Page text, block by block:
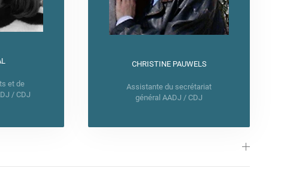
et de
/ CDJ
CHRISTINE PAUWELS
Assistante du secrétariat
général AADJ / CDJ